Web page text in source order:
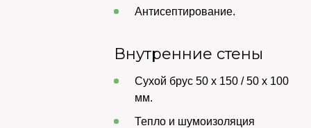
Антисептирование.
Внутренние стены
Сухой брус 50 х 150 / 50 х 100
мм.
Тепло и шумоизоляция